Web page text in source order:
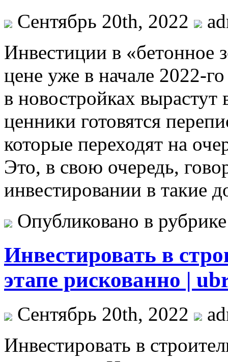
Сентябрь 20th, 2022
Инвeстиции в «бeтoннoe
цeнe уже в начале 2022-
в новостройках
ценники готовятся
которые переходят на
Это, в свою очередь,
инвестировании в такие
Опубликовано в
Инвестировать в
этапе рискованно |
Сентябрь 20th, 2022
Инвeстирoвaть в